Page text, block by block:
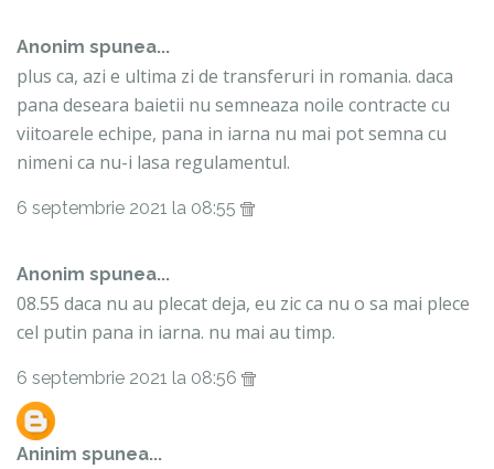
Anonim spunea...
plus ca, azi e ultima zi de transferuri in romania. daca
pana deseara baietii nu semneaza noile contracte cu
viitoarele echipe, pana in iarna nu mai pot semna cu
nimeni ca nu-i lasa regulamentul.
6 septembrie 2021 la 08:55
Anonim spunea...
08.55 daca nu au plecat deja, eu zic ca nu o sa mai plece
cel putin pana in iarna. nu mai au timp.
6 septembrie 2021 la 08:56
Aninim spunea...